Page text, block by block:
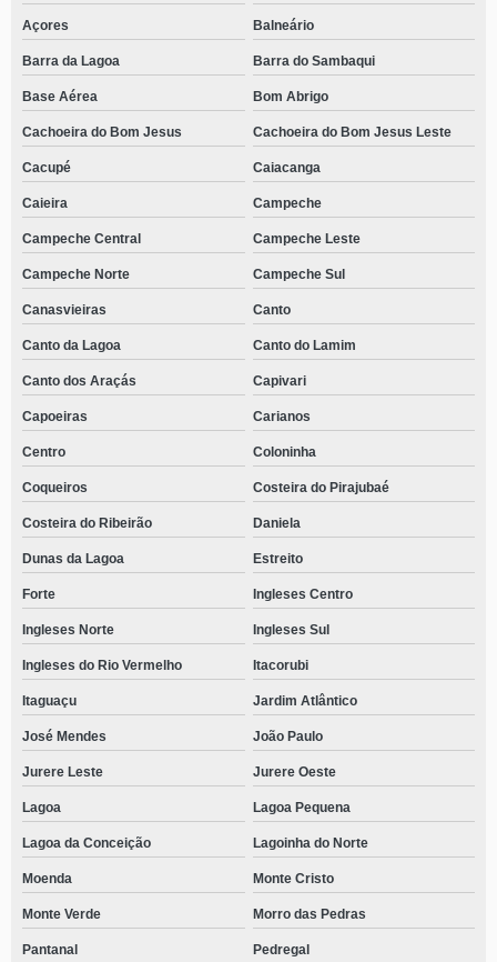
Açores Balneário
Barra da Lagoa Barra do Sambaqui
Base Aérea Bom Abrigo
Cachoeira do Bom Jesus Cachoeira do Bom Jesus Leste
Cacupé Caiacanga
Caieira Campeche
Campeche Central Campeche Leste
Campeche Norte Campeche Sul
Canasvieiras Canto
Canto da Lagoa Canto do Lamim
Canto dos Araçás Capivari
Capoeiras Carianos
Centro Coloninha
Coqueiros Costeira do Pirajubaé
Costeira do Ribeirão Daniela
Dunas da Lagoa Estreito
Forte Ingleses Centro
Ingleses Norte Ingleses Sul
Ingleses do Rio Vermelho Itacorubi
Itaguaçu Jardim Atlântico
José Mendes João Paulo
Jurere Leste Jurere Oeste
Lagoa Lagoa Pequena
Lagoa da Conceição Lagoinha do Norte
Moenda Monte Cristo
Monte Verde Morro das Pedras
Pantanal Pedregal